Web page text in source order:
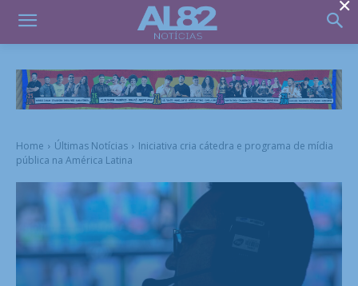
Home Últimas Notícias
Iniciativa cria cátedra e programa de mídia
pública na América Latina